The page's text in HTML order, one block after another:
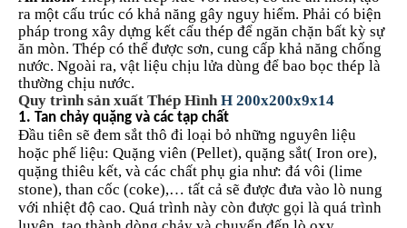
ra một cấu trúc có khả năng gây nguy hiểm. Phải có biện
pháp trong xây dựng kết cấu thép để ngăn chặn bất kỳ sự
ăn mòn. Thép có thể được sơn, cung cấp khả năng chống
nước. Ngoài ra, vật liệu chịu lửa dùng để bao bọc thép là
thường chịu nước.
Quy trình sản xuất Thép HìnhH 200x200x9x14
1. Tan chảy quặng và các tạp chất
Đầu tiên sẽ đem sắt thô đi loại bỏ những nguyên liệu
hoặc phế liệu: Quặng viên (Pellet), quặng sắt( Iron ore),
quặng thiêu kết, và các chất phụ gia như: đá vôi (lime
stone), than cốc (coke),… tất cả sẽ được đưa vào lò nung
với nhiệt độ cao. Quá trình này còn được gọi là quá trình